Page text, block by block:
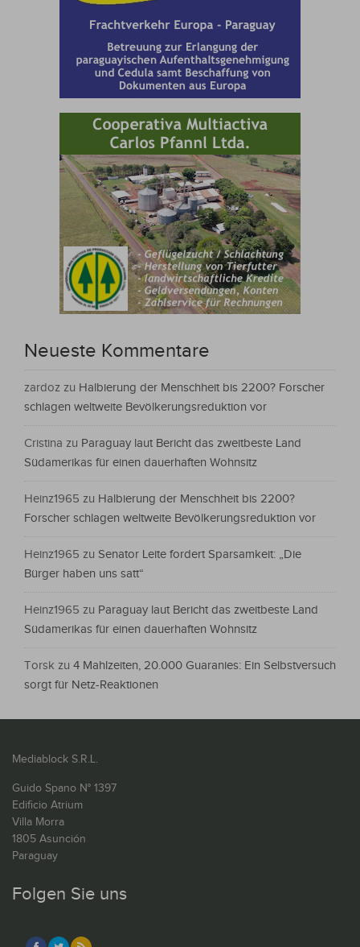
Neueste Kommentare
zardoz zu Halbierung der Menschheit bis 2200? Forscher
schlagen weltweite Bevölkerungsreduktion vor
Cristina zu Paraguay laut Bericht das zweitbeste Land
Südamerikas für einen dauerhaften Wohnsitz
Heinz1965 zu Halbierung der Menschheit bis 2200?
Forscher schlagen weltweite Bevölkerungsreduktion vor
Heinz1965 zu Senator Leite fordert Sparsamkeit: „Die
Bürger haben uns satt“
Heinz1965 zu Paraguay laut Bericht das zweitbeste Land
Südamerikas für einen dauerhaften Wohnsitz
Torsk zu 4 Mahlzeiten, 20.000 Guaranies: Ein Selbstversuch
sorgt für Netz-Reaktionen
Mediablock S.R.L.
Guido Spano N° 1397
Edificio Atrium
Villa Morra
1805 Asunción
Paraguay
Folgen Sie uns